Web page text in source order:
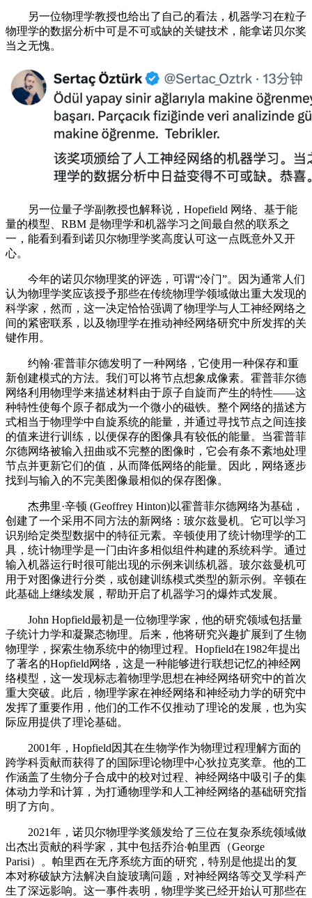
另一位物理学教授也给出了自己的看法，机器学习在粒子
物理学的数据分析中可是不可或缺的关键技术，能拿诺贝尔奖
当之无愧。
另一位量子学副教授也解释说，Hopefield 网络、基于能
量的模型、RBM 是物理学和机器学习之间最自然的联系之
一，能看到看到诺贝尔物理学奖高度认可这一点既意外又开
心。
今年的诺贝尔物理奖的评选，可谓“冷门”。因为通常人们
认为物理学奖应该授予那些在传统物理学领域做出重大发现的
科学家，然而，这一决定恰恰强调了物理学与人工神经网络之
间的紧密联系，以及物理学在推动神经网络研究中所发挥的关
键作用。
约翰·霍普菲尔德发明了一种网络，它使用一种保存和重
新创建模式的方法。我们可以将节点想象成像素。霍普菲尔德
网络利用物理学来描述材料由于原子自旋而产生的特性——这
种特性使每个原子都成为一个微小的磁铁。整个网络的描述方
式相当于物理学中自旋系统的能量，并通过寻找节点之间连接
的值来进行训练，以便保存的图像具有较低的能量。当霍普菲
尔德网络被输入扭曲或不完整的图像时，它会有条不紊地处理
节点并更新它们的值，从而降低网络的能量。因此，网络逐步
找到与输入的不完美图像最相似的保存图像。
杰弗里·辛顿 (Geoffrey Hinton)以霍普菲尔德网络为基础，
创建了一个采用不同方法的新网络：玻尔兹曼机。它可以学习
识别给定类型数据中的特征元素。辛顿使用了统计物理学的工
具，统计物理学是一门由许多相似组件构建的系统科学。通过
输入机器运行时很可能出现的示例来训练机器。玻尔兹曼机可
用于对图像进行分类，或创建训练模式类型的新示例。辛顿在
此基础上继续发展，帮助开启了机器学习的爆炸式发展。
John Hopfield最初是一位物理学家，他的研究领域包括量
子统计力学和凝聚态物理。后来，他将研究兴趣扩展到了生物
物理学，探索生物系统中的物理过程。Hopfield在1982年提出
了著名的Hopfield网络，这是一种能够进行联想记忆的神经网
络模型，这一发现标志着物理学思想在神经网络研究中的首次
重大突破。此后，物理学家在神经网络和神经动力学的研究中
发挥了重要作用，他们的工作不仅推动了理论的发展，也为实
际应用提供了理论基础。
2001年，Hopfield因其在生物学作为物理过程理解方面的
跨学科贡献而获得了的国际理论物理中心狄拉克奖章。他的工
作涵盖了生物分子合成中的校对过程、神经网络中吸引子的集
体动力学和计算，为打通物理学和人工神经网络的基础研究指
明了方向。
2021年，诺贝尔物理学奖颁发给了三位在复杂系统领域做
出杰出贡献的科学家，其中包括乔治·帕里西（George
Parisi）。帕里西在无序系统方面的研究，特别是他提出的复
本对称破缺方法解决自旋玻璃问题，对神经网络等交叉学科产
生了深远影响。这一事件表明，物理学奖已经开始认可那些在